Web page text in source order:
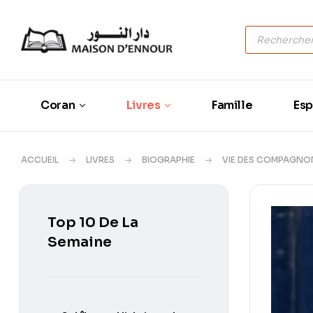
Coran Livres Famille
ACCUEIL LIVRES BIOGRAPHIE VIE DES
Top 10 De La
Semaine